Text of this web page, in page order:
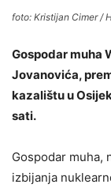
foto: Kristijan Cimer /
Gospodar muha
Jovanovića,
kazalištu u
sati.
Gospodar muha,
izbijanja